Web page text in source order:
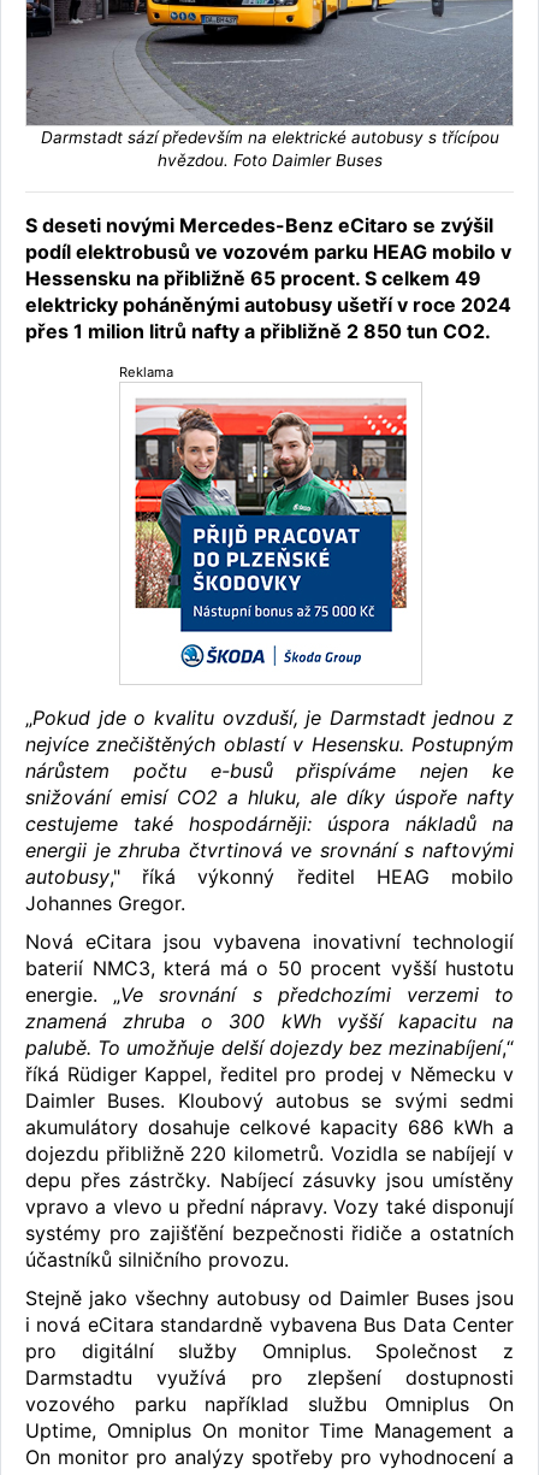
Darmstadt sází především na elektrické autobusy s třícípou
hvězdou. Foto Daimler Buses
S deseti novými Mercedes-Benz eCitaro se zvýšil
podíl elektrobusů ve vozovém parku HEAG mobilo v
Hessensku na přibližně 65 procent. S celkem 49
elektricky poháněnými autobusy ušetří v roce 2024
přes 1 milion litrů nafty a přibližně 2 850 tun CO2.
Reklama
„Pokud jde o kvalitu ovzduší, je Darmstadt jednou z
nejvíce znečištěných oblastí v Hesensku. Postupným
nárůstem počtu e-busů přispíváme nejen ke
snižování emisí CO2 a hluku, ale díky úspoře nafty
cestujeme také hospodárněji: úspora nákladů na
energii je zhruba čtvrtinová ve srovnání s naftovými
autobusy," říká výkonný ředitel HEAG mobilo
Johannes Gregor.
Nová eCitara jsou vybavena inovativní technologií
baterií NMC3, která má o 50 procent vyšší hustotu
energie. „Ve srovnání s předchozími verzemi to
znamená zhruba o 300 kWh vyšší kapacitu na
palubě. To umožňuje delší dojezdy bez mezinabíjení,“
říká Rüdiger Kappel, ředitel pro prodej v Německu v
Daimler Buses. Kloubový autobus se svými sedmi
akumulátory dosahuje celkové kapacity 686 kWh a
dojezdu přibližně 220 kilometrů. Vozidla se nabíjejí v
depu přes zástrčky. Nabíjecí zásuvky jsou umístěny
vpravo a vlevo u přední nápravy. Vozy také disponují
systémy pro zajišťění bezpečnosti řidiče a ostatních
účastníků silničního provozu.
Stejně jako všechny autobusy od Daimler Buses jsou
i nová eCitara standardně vybavena Bus Data Center
pro digitální služby Omniplus. Společnost z
Darmstadtu využívá pro zlepšení dostupnosti
vozového parku například službu Omniplus On
Uptime, Omniplus On monitor Time Management a
On monitor pro analýzy spotřeby pro vyhodnocení a